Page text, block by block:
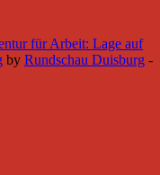
für Arbeit: Lage auf
by Rundschau Duisburg -